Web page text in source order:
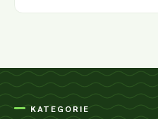
KATEGORIE